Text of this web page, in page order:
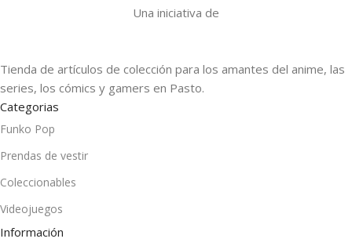
Una iniciativa de
Tienda de artículos de colección para los amantes del anime, las
series, los cómics y gamers en Pasto.
Categorias
Funko Pop
Prendas de vestir
Coleccionables
Videojuegos
Información